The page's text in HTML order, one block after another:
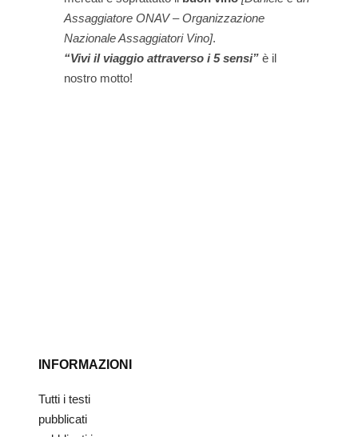
Assaggiatore ONAV – Organizzazione
Nazionale Assaggiatori Vino].
“Vivi il viaggio attraverso i 5 sensi” è il
nostro motto!
INFORMAZIONI
Tutti i testi
pubblicati